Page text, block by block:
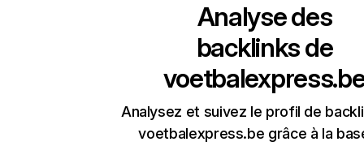
Analyse des
backlinks de
Analysez et suivez le profil de
voetbalexpress.be grâce à la